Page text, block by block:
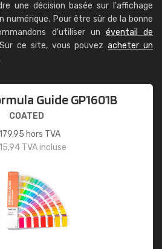
une décision basée sur l'affichage
numérique. Pour être sûr de la bonne
d'utiliser un éventail de
ce site, vous pouvezacheter un
Guide GP1601B
COATED
hors TVA
TVA incluse